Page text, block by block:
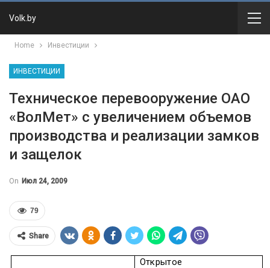
Volk.by
Home Инвестиции
ИНВЕСТИЦИИ
Техническое перевооружение ОАО
«ВолМет» с увеличением объемов
производства и реализации замков
и защелок
On Июл 24, 2009
79
Share
Открытое